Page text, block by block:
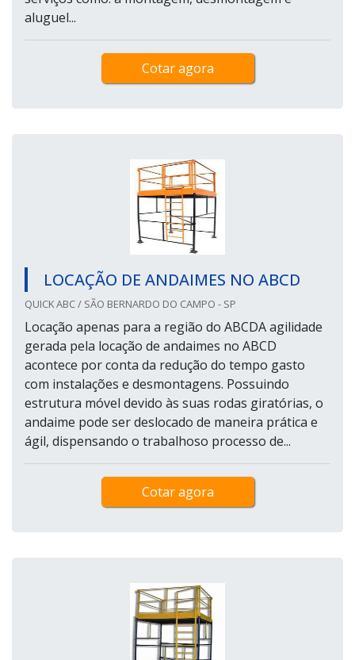
aluguel...
Cotar agora
LOCAÇÃO DE ANDAIMES NO ABCD
QUICK ABC / SÃO BERNARDO DO CAMPO - SP
Locação apenas para a região do ABCDA agilidade
gerada pela locação de andaimes no ABCD
acontece por conta da redução do tempo gasto
com instalações e desmontagens. Possuindo
estrutura móvel devido às suas rodas giratórias, o
andaime pode ser deslocado de maneira prática e
ágil, dispensando o trabalhoso processo de...
Cotar agora